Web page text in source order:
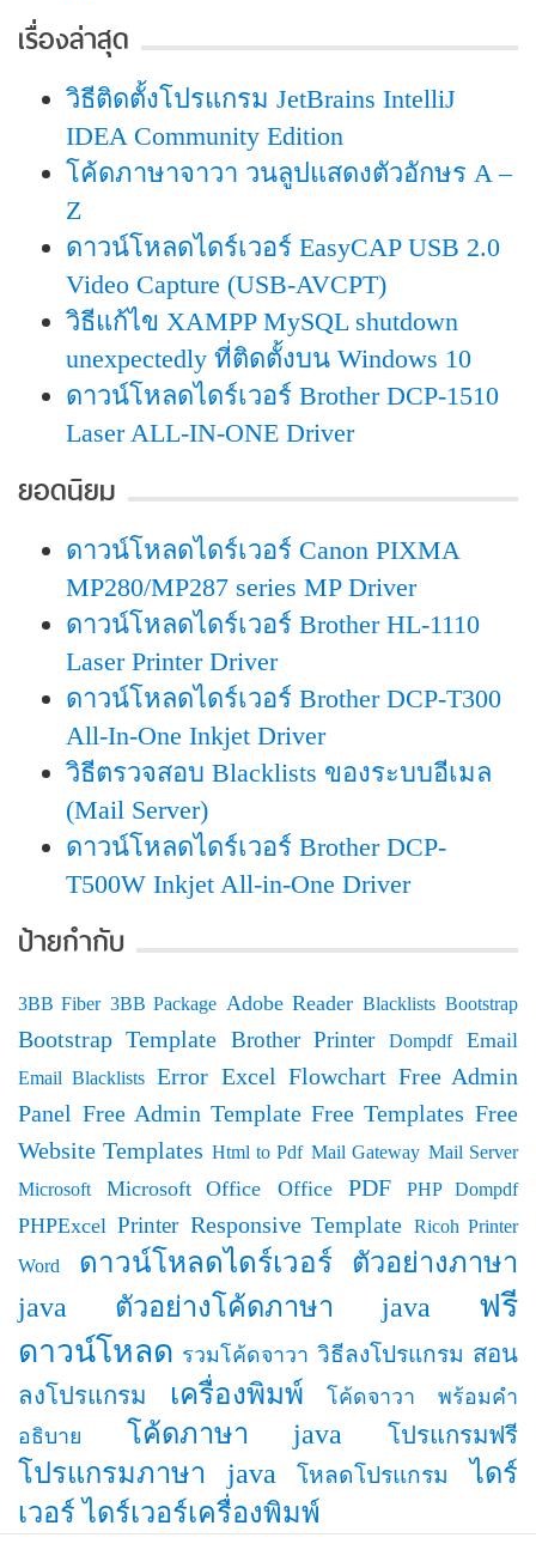
เรื่องล่าสุด
วิธีติดตั้งโปรแกรม JetBrains IntelliJ
IDEA Community Edition
โค้ดภาษาจาวา วนลูปแสดงตัวอักษร A –
Z
ดาวน์โหลดไดร์เวอร์ EasyCAP USB 2.0
Video Capture (USB-AVCPT)
วิธีแก้ไข XAMPP MySQL shutdown
unexpectedly ที่ติดตั้งบน Windows 10
ดาวน์โหลดไดร์เวอร์ Brother DCP-1510
Laser ALL-IN-ONE Driver
ยอดนิยม
ดาวน์โหลดไดร์เวอร์ Canon PIXMA
MP280/MP287 series MP Driver
ดาวน์โหลดไดร์เวอร์ Brother HL-1110
Laser Printer Driver
ดาวน์โหลดไดร์เวอร์ Brother DCP-T300
All-In-One Inkjet Driver
วิธีตรวจสอบ Blacklists ของระบบอีเมล
(Mail Server)
ดาวน์โหลดไดร์เวอร์ Brother DCP-
T500W Inkjet All-in-One Driver
ป้ายกำกับ
3BB Fiber 3BB Package Adobe Reader Blacklists Bootstrap
Bootstrap Template Brother Printer Dompdf Email
Email Blacklists Error Excel Flowchart Free Admin
Panel Free Admin Template Free Templates Free
Website Templates Html to Pdf Mail Gateway Mail Server
Microsoft
Microsoft Office Office PDF PHP Dompdf
PHPExcel Printer Responsive Template Ricoh Printer
Word
ดาวน์โหลดไดร์เวอร์
ตัวอย่างภาษา
java
ตัวอย่างโค้ดภาษา java
ฟรี
ดาวน์โหลด รวมโค้ดจาวา วิธีลงโปรแกรม สอน
ลงโปรแกรม
เครื่องพิมพ์
โค้ดจาวา พร้อมคำ
อธิบาย
โค้ดภาษา java โปรแกรมฟรี
โปรแกรมภาษา java โหลดโปรแกรม
ไดร์
เวอร์ ไดร์เวอร์เครื่องพิมพ์